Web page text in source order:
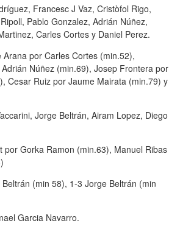
Francesc J Vaz, Cristòfol Rigo,
Pablo Gonzalez, Adrián Núñez,
Carles Cortes y Daniel Perez.
Arana por Carles Cortes (min.52),
Núñez (min.69), Josep Frontera por
Cesar Ruiz por Jaume Mairata (min.79) y
Jorge Beltrán, Airam Lopez, Diego
Gorka Ramon (min.63), Manuel Ribas
(min 58), 1-3 Jorge Beltrán (min
Garcia Navarro.